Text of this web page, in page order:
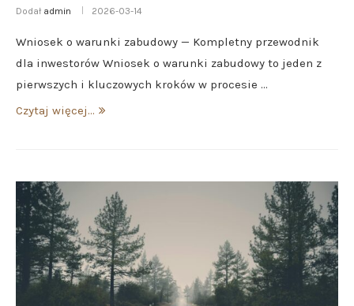
Dodał admin 2026-03-14
Wniosek o warunki zabudowy — Kompletny przewodnik
dla inwestorów Wniosek o warunki zabudowy to jeden z
pierwszych i kluczowych kroków w procesie …
Czytaj więcej...